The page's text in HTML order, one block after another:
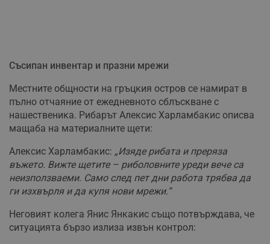
Съсипан инвентар и празни мрежи
Местните общности на гръцкия остров се намират в
пълно отчаяние от ежедневното сблъскване с
нашественика. Рибарът Алексис Харламбакис описва
мащаба на материалните щети:
Алексис Харламбакис: „Изяде рибата и преряза
въжето. Вижте щетите – риболовните уреди вече са
неизползваеми. Само след пет дни работа трябва да
ги изхвърля и да купя нови мрежи.“
Неговият колега Янис Янкакис също потвърждава, че
ситуацията бързо излиза извън контрол: